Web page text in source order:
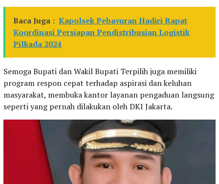
Baca Juga : Kapolsek Pebayuran Hadiri Rapat
Koordinasi Persiapan Pendistribusian Logistik
Pilkada 2024
Semoga Bupati dan Wakil Bupati Terpilih juga memiliki
program respon cepat terhadap aspirasi dan keluhan
masyarakat, membuka kantor layanan pengaduan langsung
seperti yang pernah dilakukan oleh DKI Jakarta.